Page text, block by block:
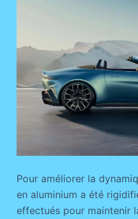
Pour améliorer la
en aluminium a été
effectués pour maintenir